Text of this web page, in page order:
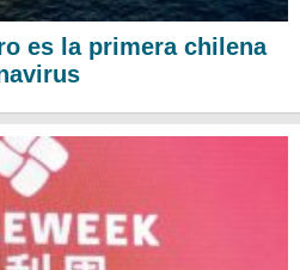
es la primera chilena